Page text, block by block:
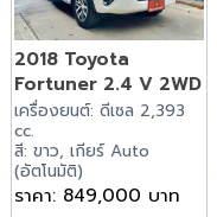
2018 Toyota
Fortuner 2.4 V 2WD
เครื่องยนต์: ดีเซล 2,393
cc.
สี: ขาว, เกียร์ Auto
(อัตโนมัติ)
ราคา: 849,000 บาท